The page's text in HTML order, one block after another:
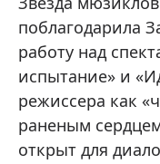
поблагодарила
работу над
испытание» и
режиссера как
раненым
открыт для